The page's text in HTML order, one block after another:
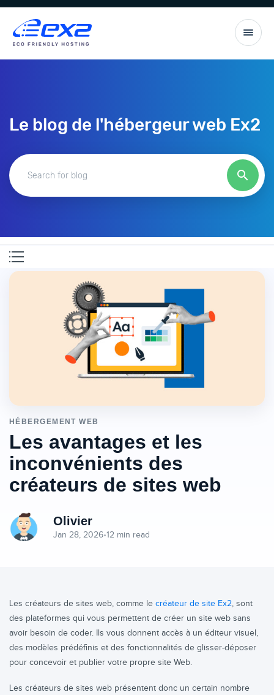
Le blog de l'hébergeur web Ex2
HÉBERGEMENT WEB
Les avantages et les
inconvénients des
créateurs de sites web
Olivier
Jan 28, 2026•12 min read
Les créateurs de sites web, comme le créateur de site Ex2, sont
des plateformes qui vous permettent de créer un site web sans
avoir besoin de coder. Ils vous donnent accès à un éditeur visuel,
des modèles prédéfinis et des fonctionnalités de glisser-déposer
pour concevoir et publier votre propre site Web.
Les créateurs de sites web présentent donc un certain nombre